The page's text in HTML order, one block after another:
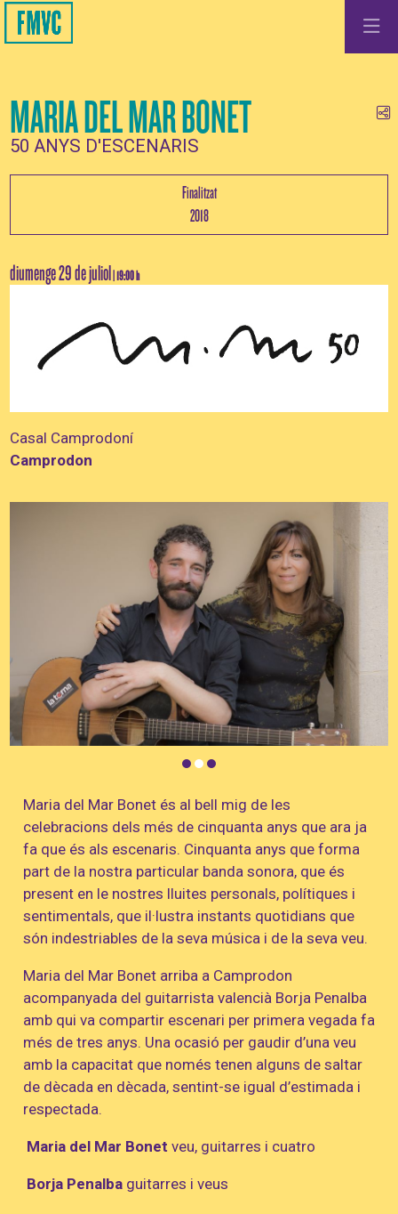
MARIA DEL MAR BONET
50 ANYS D'ESCENARIS
Finalitzat
2018
diumenge 29 de juliol |19:00 h
Casal Camprodoní
Camprodon
Maria del Mar Bonet és al bell mig de les
celebracions dels més de cinquanta anys que ara ja
fa que és als escenaris. Cinquanta anys que forma
part de la nostra particular banda sonora, que és
present en le nostres lluites personals, polítiques i
sentimentals, que il·lustra instants quotidians que
són indestriables de la seva música i de la seva veu.
Maria del Mar Bonet arriba a Camprodon
acompanyada del guitarrista valencià Borja Penalba
amb qui va compartir escenari per primera vegada fa
més de tres anys. Una ocasió per gaudir d’una veu
amb la capacitat que només tenen alguns de saltar
de dècada en dècada, sentint-se igual d’estimada i
respectada.
Maria del Mar Bonet veu, guitarres i cuatro
Borja Penalba guitarres i veus